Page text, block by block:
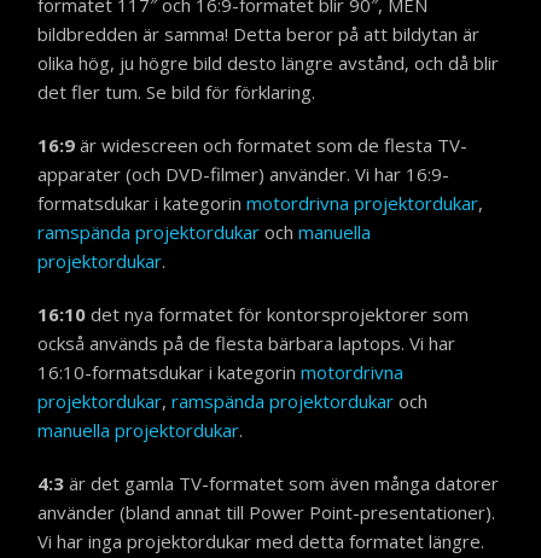
formatet 117″ och 16:9-formatet blir 90″, MEN
bildbredden är samma! Detta beror på att bildytan är
olika hög, ju högre bild desto längre avstånd, och då blir
det fler tum. Se bild för förklaring.
16:9 är widescreen och formatet som de flesta TV-
apparater (och DVD-filmer) använder. Vi har 16:9-
formatsdukar i kategorinmotordrivna projektordukar,
ramspända projektordukar ochmanuella
projektordukar.
16:10 det nya formatet för kontorsprojektorer som
också används på de flesta bärbara laptops. Vi har
16:10-formatsdukar i kategorinmotordrivna
projektordukar,ramspända projektordukar och
manuella projektordukar.
4:3 är det gamla TV-formatet som även många datorer
använder (bland annat till Power Point-presentationer).
Vi har inga projektordukar med detta formatet längre.